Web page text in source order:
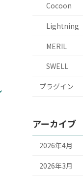
Cocoon
Lightning
MERIL
SWELL
プラグイン
アーカイブ
2026年4月
2026年3月